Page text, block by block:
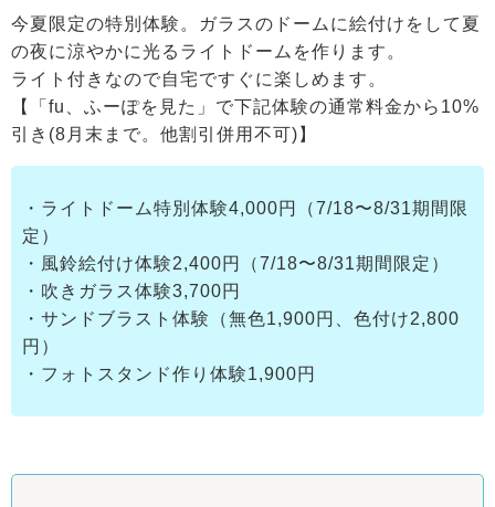
今夏限定の特別体験。ガラスのドームに絵付けをして夏
の夜に涼やかに光るライトドームを作ります。
ライト付きなので自宅ですぐに楽しめます。
【「fu、ふーぽを見た」で下記体験の通常料金から10%
引き(8月末まで。他割引併用不可)】
・ライトドーム特別体験4,000円（7/18〜8/31期間限
定）
・風鈴絵付け体験2,400円（7/18〜8/31期間限定）
・吹きガラス体験3,700円
・サンドブラスト体験（無色1,900円、色付け2,800
円）
・フォトスタンド作り体験1,900円